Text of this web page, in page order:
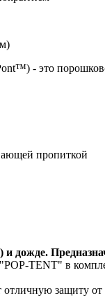
- это
пропиткой
дожде.
TENT" в
защиту от